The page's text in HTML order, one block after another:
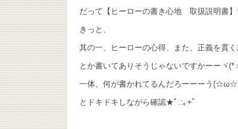
だって【ヒーローの書き心地 取扱説明書】
きっと、
其の一、ヒーローの心得、また、正義を貫
とか書いてありそうじゃないですかーーヾ(*
一体、何が書かれてるんだろーーーう
とドキドキしながら確認★ﾟ.:｡+ﾟ